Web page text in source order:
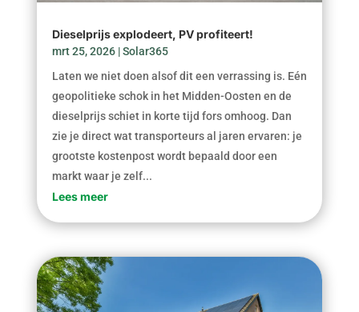
Dieselprijs explodeert, PV profiteert!
mrt 25, 2026|Solar365
Laten we niet doen alsof dit een verrassing is. Eén
geopolitieke schok in het Midden-Oosten en de
dieselprijs schiet in korte tijd fors omhoog. Dan
zie je direct wat transporteurs al jaren ervaren: je
grootste kostenpost wordt bepaald door een
markt waar je zelf...
Lees meer